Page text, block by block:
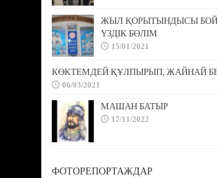
ЖЫЛ ҚОРЫТЫНДЫСЫ
ҮЗДІК БӨЛІМ
15/01/2021
КӨКТЕМДЕЙ ҚҰЛПЫРЫП, ЖАЙНАЙ
06/03/2021
МАШАН БАТЫР
17/11/2022
ФОТОРЕПОРТАЖДАР